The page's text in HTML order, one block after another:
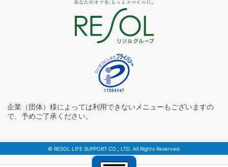
企業（団体）様によっては利用できないメニューもございますの
で、予めご了承ください。
© RESOL LIFE SUPPORT CO., LTD. All Rights Reserved.